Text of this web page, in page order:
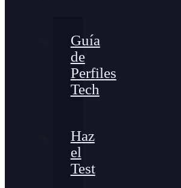
Guía
de
Perfiles
Tech
Haz
el
Test